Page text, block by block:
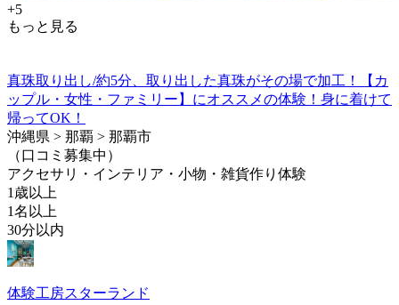
+5
もっと見る
真珠取り出し/約5分、取り出した真珠がその場で加工！【カ
ップル・女性・ファミリー】にオススメの体験！身に着けて
帰ってOK！
沖縄県 > 那覇 > 那覇市
（口コミ募集中）
アクセサリ・インテリア・小物・雑貨作り体験
1歳以上
1名以上
30分以内
体験工房スターランド